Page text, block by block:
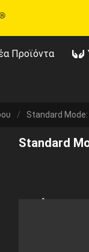
Προϊόντα
/ Standard
Standard